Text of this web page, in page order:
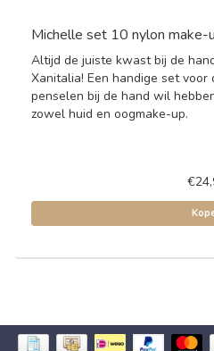
Michelle set 10 nylon make-
Altijd de juiste kwast bij de
Xanitalia! Een handige set
penselen bij de hand wil
zowel huid en oogmake-up.